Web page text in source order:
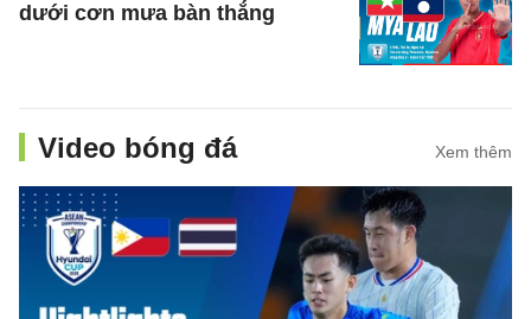
dưới cơn mưa bàn thắng
Video bóng đá Xem thêm